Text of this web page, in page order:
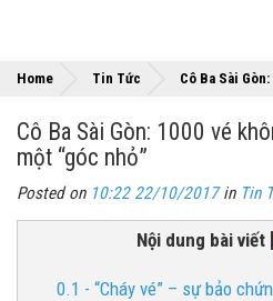
Home Tin Tức Cô Ba Sài
Cô Ba Sài Gòn: 1000 vé
một “góc nhỏ”
Posted on 10:22 22/10/2017in Tin
Nội dung bài viết
0.1 - “Cháy vé” – sự bảo